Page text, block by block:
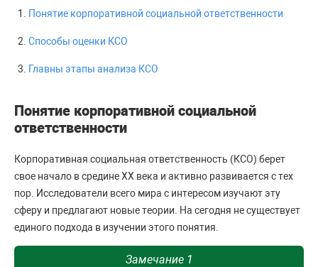
Понятие корпоративной социальной ответственности
Способы оценки КСО
Главны этапы анализа КСО
Понятие корпоративной социальной
ответственности
Корпоративная социальная ответственность (КСО) берет
свое начало в средине ХХ века и активно развивается с тех
пор. Исследователи всего мира с интересом изучают эту
сферу и предлагают новые теории. На сегодня не существует
единого подхода в изучении этого понятия.
Замечание 1